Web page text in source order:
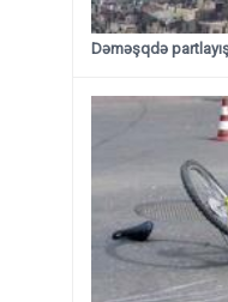
Dəməşqdə